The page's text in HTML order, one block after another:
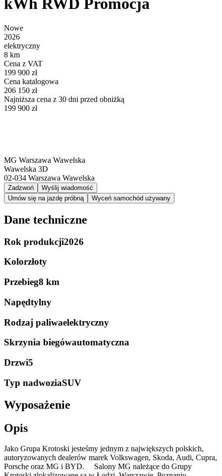
kWh RWD Promocja
Nowe
2026
elektryczny
8 km
Cena z VAT
199 900 zł
Cena katalogowa
206 150 zł
Najniższa cena z 30 dni przed obniżką
199 900 zł
MG Warszawa Wawelska
Wawelska 3D
02-034 Warszawa Wawelska
Zadzwoń
Wyślij wiadomość
Umów się na jazdę próbną
Wyceń samochód używany
Dane techniczne
Rok produkcji2026
Kolorzłoty
Przebieg8 km
Napędtylny
Rodzaj paliwaelektryczny
Skrzynia biegówautomatyczna
Drzwi5
Typ nadwoziaSUV
Wyposażenie
Opis
Jako Grupa Krotoski jesteśmy jednym z największych polskich,
autoryzowanych dealerów marek Volkswagen, Skoda, Audi, Cupra,
Porsche oraz MG i BYD. Salony MG należące do Grupy